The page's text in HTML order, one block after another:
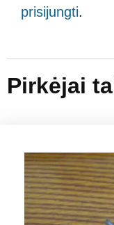
prisijungti.
Pirkėjai